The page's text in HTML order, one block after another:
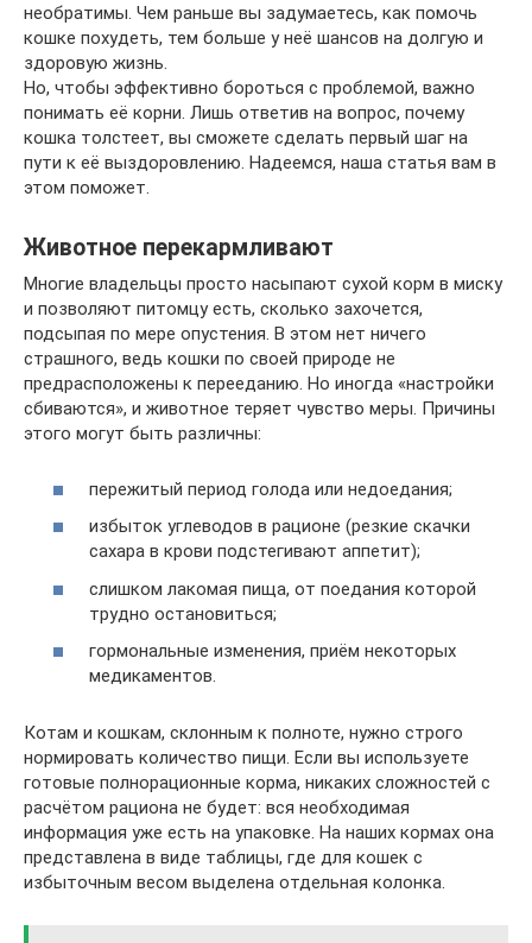
необратимы. Чем раньше вы задумаетесь, как помочь
кошке похудеть, тем больше у неё шансов на долгую и
здоровую жизнь.
Но, чтобы эффективно бороться с проблемой, важно
понимать её корни. Лишь ответив на вопрос, почему
кошка толстеет, вы сможете сделать первый шаг на
пути к её выздоровлению. Надеемся, наша статья вам в
этом поможет.
Животное перекармливают
Многие владельцы просто насыпают сухой корм в миску
и позволяют питомцу есть, сколько захочется,
подсыпая по мере опустения. В этом нет ничего
страшного, ведь кошки по своей природе не
предрасположены к перееданию. Но иногда «настройки
сбиваются», и животное теряет чувство меры. Причины
этого могут быть различны:
пережитый период голода или недоедания;
избыток углеводов в рационе (резкие скачки
сахара в крови подстегивают аппетит);
слишком лакомая пища, от поедания которой
трудно остановиться;
гормональные изменения, приём некоторых
медикаментов.
Котам и кошкам, склонным к полноте, нужно строго
нормировать количество пищи. Если вы используете
готовые полнорационные корма, никаких сложностей с
расчётом рациона не будет: вся необходимая
информация уже есть на упаковке. На наших кормах она
представлена в виде таблицы, где для кошек с
избыточным весом выделена отдельная колонка.